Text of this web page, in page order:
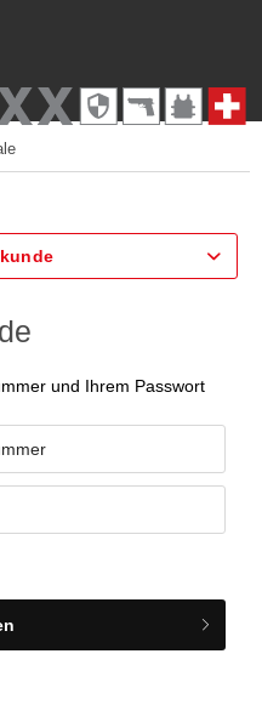
und Ihrem Passwort